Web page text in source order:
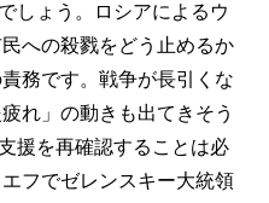
しょう。ロシアによるウ
への殺戮をどう止めるか
務です。戦争が長引くな
れ」の動きも出てきそう
援を再確認することは必
フでゼレンスキー大統領